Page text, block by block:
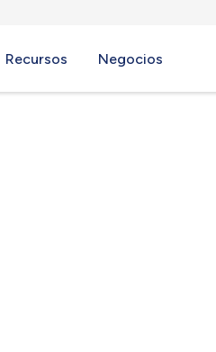
Recursos Negocios